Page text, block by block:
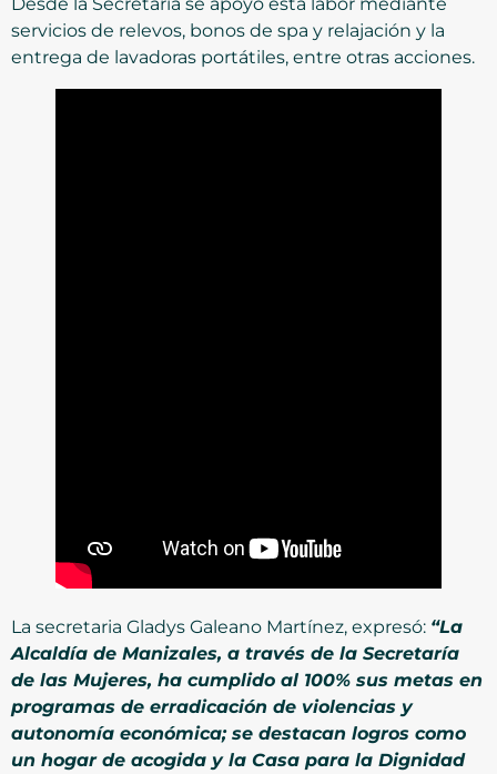
servicios de relevos, bonos de spa y relajación y la
entrega de lavadoras portátiles, entre otras acciones.
La secretaria Gladys Galeano Martínez, expresó: “La
Alcaldía de Manizales, a través de la Secretaría
de las Mujeres, ha cumplido al 100% sus metas en
programas de erradicación de violencias y
autonomía económica; se destacan logros como
un hogar de acogida y la Casa para la Dignidad